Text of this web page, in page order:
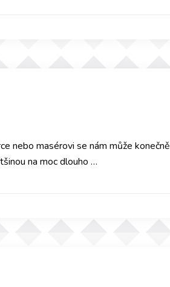
nebo masérovi se nám může konečně
na moc dlouho …